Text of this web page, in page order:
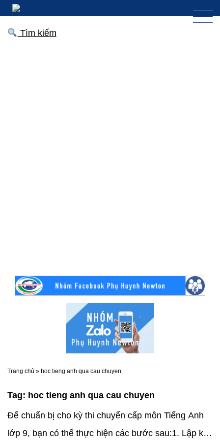
Tìm kiếm
Trang chủ » hoc tieng anh qua cau chuyen
Tag: hoc tieng anh qua cau chuyen
Để chuẩn bị cho kỳ thi chuyển cấp môn Tiếng Anh
lớp 9, bạn có thể thực hiện các bước sau:1. Lập kế